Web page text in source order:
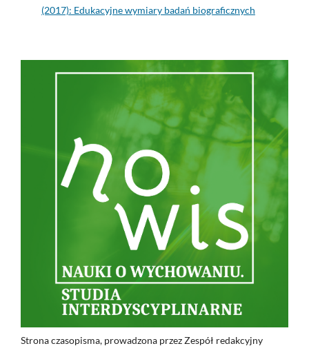
(2017): Edukacyjne wymiary badań biograficznych
Strona czasopisma, prowadzona przez Zespół redakcyjny